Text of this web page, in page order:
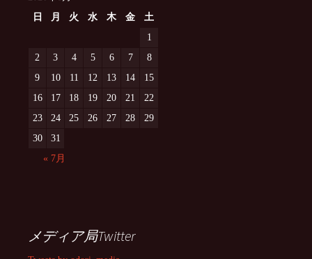
日
月 火 水 木 金
土
1
2
3 4 5 6 7
8
9
10 11 12 13 14
15
16
17 18 19 20 21
22
23
24 25 26 27 28
29
30
31
« 7月
メディア局Twitter